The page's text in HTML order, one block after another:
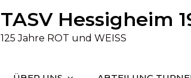
TASV Hessigheim
125 Jahre ROT und WEISS